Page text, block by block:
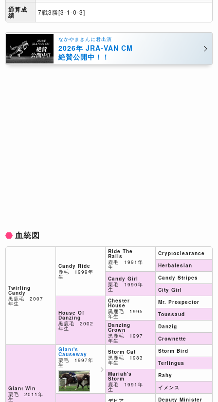
通算成
績 7戦3勝[3-1-0-3]
なかやまきんに君出演
2026年 JRA-VAN CM
絶賛公開中！！
血統図
Twirling
Candy
黒鹿毛 2007
年生
Giant Win
栗毛 2011年
生
Candy Ride
鹿毛 1999年
生
House Of
Danzing
黒鹿毛 2002
年生
Giant's
Causeway
栗毛 1997年
生
Ride The
Rails
鹿毛 1991年
生
Candy Girl
栗毛 1990年
生
Chester
House
黒鹿毛 1995
年生
Danzing
Crown
黒鹿毛 1997
年生
Storm Cat
黒鹿毛 1983
年生
Mariah's
Storm
鹿毛 1991年
生
デヒア
Cryptoclearance
Herbalesian
Candy Stripes
City Girl
Mr. Prospector
Toussaud
Danzig
Crownette
Storm Bird
Terlingua
Rahy
イメンス
Deputy Minister